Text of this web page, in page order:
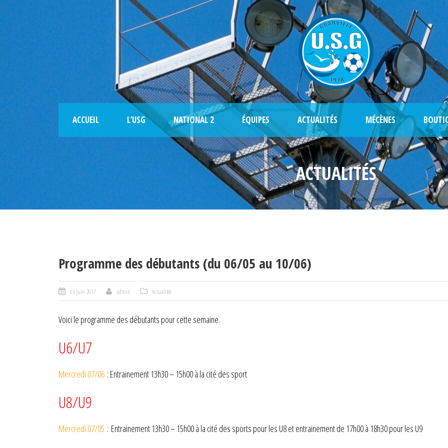
ACCUEIL L’USG NATIONAL 2 ÉQUIPES ACTUALITÉS MÉCÈNES
ACTUALITÉS
Programme des débutants (du 06/05 au 10/06)
06 Juin 2017 admin Actualités
Voici le programme des débutants pour cette semaine.
U6/U7
Mercredi 07/06 : Entrainement 13h30 – 15h00 à la cité des sport
U8/U9
Mercredi 07/05 : Entrainement 13h30 – 15h00 à la cité des sports pour les U8 et entrainement de 17h00 à 18h30 pour les U9